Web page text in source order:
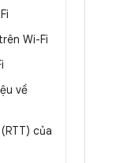
Wi-Fi
về
của